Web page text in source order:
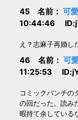
45 名前： 可
10:44:46
え？志麻子再婚し
46 名前： 可
11:25:53
コミックバンチの
の回だった。読み
暇持て余している